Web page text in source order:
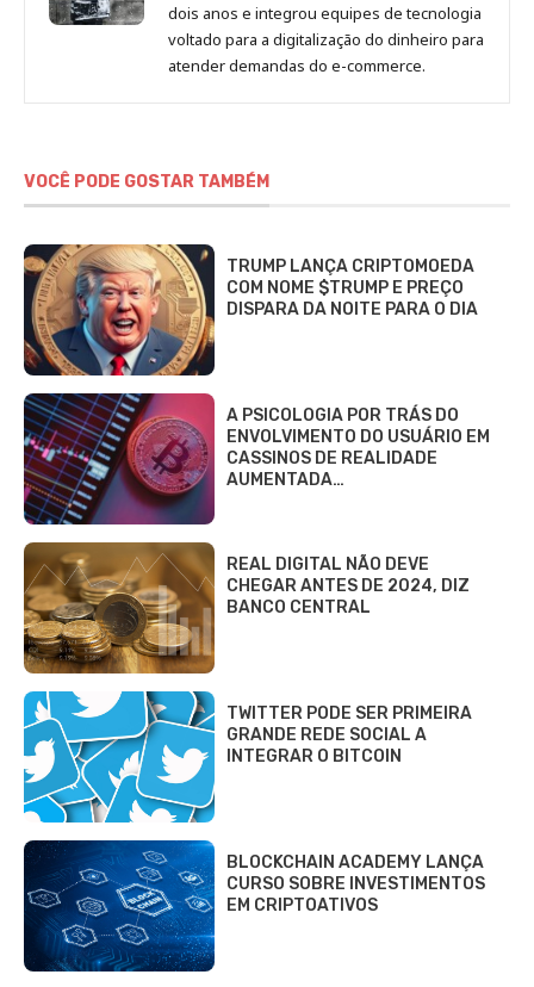
dois anos e integrou equipes de tecnologia
voltado para a digitalização do dinheiro para
atender demandas do e-commerce.
VOCÊ PODE GOSTAR TAMBÉM
TRUMP LANÇA CRIPTOMOEDA
COM NOME $TRUMP E PREÇO
DISPARA DA NOITE PARA O DIA
A PSICOLOGIA POR TRÁS DO
ENVOLVIMENTO DO USUÁRIO EM
CASSINOS DE REALIDADE
AUMENTADA…
REAL DIGITAL NÃO DEVE
CHEGAR ANTES DE 2024, DIZ
BANCO CENTRAL
TWITTER PODE SER PRIMEIRA
GRANDE REDE SOCIAL A
INTEGRAR O BITCOIN
BLOCKCHAIN ACADEMY LANÇA
CURSO SOBRE INVESTIMENTOS
EM CRIPTOATIVOS